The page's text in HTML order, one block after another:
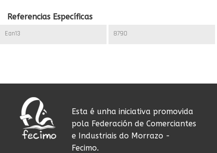
Referencias Específicas
Ean13 8790
Esta é unha iniciativa promovida
pola Federación de Comerciantes
e Industriais do Morrazo -
Fecimo.